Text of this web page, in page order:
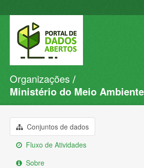
Conjuntos de dados
Organizações
Sobre
Organizações
Ministério do Meio
Conjuntos de dados
Fluxo de Atividades
Sobre